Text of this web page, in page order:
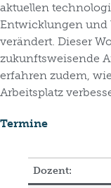
aktuellen
Entwicklungen und
verändert. Dieser
zukunftsweisende
erfahren zudem,
Arbeitsplatz
Termine
Dozent: